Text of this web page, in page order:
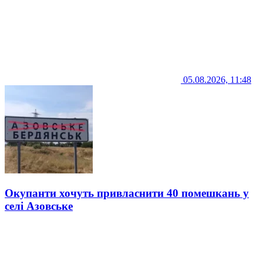
05.08.2026, 11:48
Окупанти хочуть привласнити 40 помешкань у
селі Азовське